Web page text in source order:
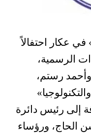
في عكار احتفالاً
الرسمية،
وأحمد رستم،
إلى رئيس دائرة
الحاج، ورؤساء